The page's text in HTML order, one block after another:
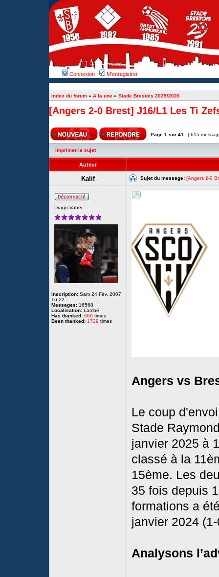
Connexion M’enregistrer
Index du forum » A la une » Stade Brestois 2025/2026
[Angers 2-0 Brest] J16/L1 Les Ti
Page 1 sur 41 [ 615
Imprimer le sujet
Auteur
Kalif Sujet du message: [Angers 2-0
Drago Vabec
Inscription: Sam 24 Fév, 2007
16:22
Messages: 16568
Localisation: Lambé
Has thanked: 666 times
Been thanked: 1729 times
Angers vs
Le coup
Stade
janvier 2025 à
classé à la
15ème. Les
35 fois depuis
formations a
janvier 2024
Analysons